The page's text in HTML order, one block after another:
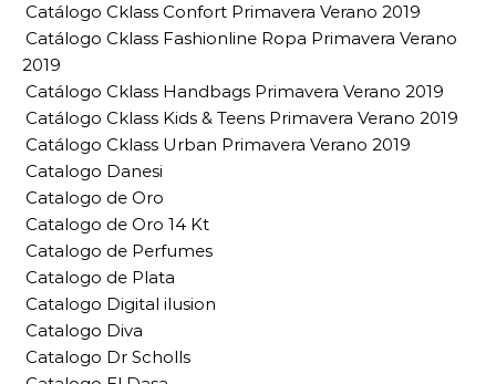
Catálogo Cklass Confort Primavera Verano 2019
Catálogo Cklass Fashionline Ropa Primavera Verano
2019
Catálogo Cklass Handbags Primavera Verano 2019
Catálogo Cklass Kids & Teens Primavera Verano 2019
Catálogo Cklass Urban Primavera Verano 2019
Catalogo Danesi
Catalogo de Oro
Catalogo de Oro 14 Kt
Catalogo de Perfumes
Catalogo de Plata
Catalogo Digital ilusion
Catalogo Diva
Catalogo Dr Scholls